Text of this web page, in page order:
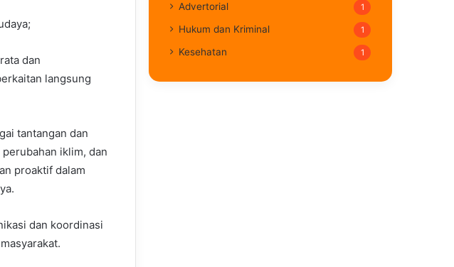
dan
langsung
tantangan dan
iklim, dan
proaktif dalam
dan koordinasi
Advertorial 1
Hukum dan Kriminal 1
Kesehatan 1